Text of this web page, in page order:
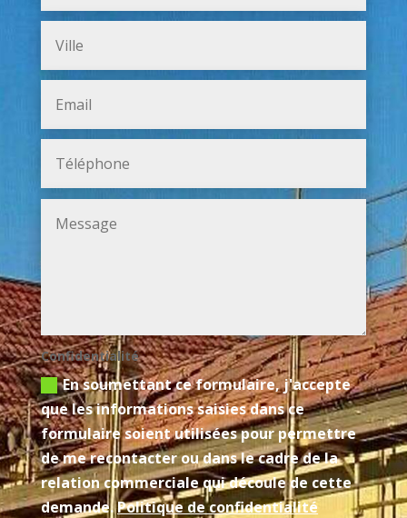
Confidentialité
En soumettant ce formulaire, j'accepte
que les informations saisies dans ce
formulaire soient utilisées pour permettre
de me recontacter ou dans le cadre de la
relation commerciale qui découle de cette
demande.Politique de confidentialité